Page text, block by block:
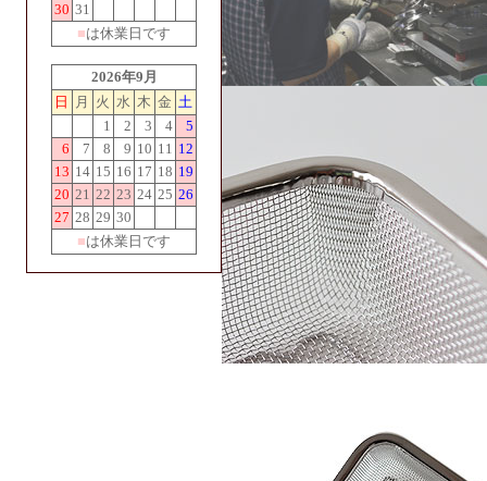
30 31
■は休業日です
2026年9月
日
月 火 水 木 金 土
1
2 3 4
5
6
7 8 9 10 11 12
13 14 15 16 17 18 19
20 21 22 23 24 25 26
27 28 29 30
■は休業日です